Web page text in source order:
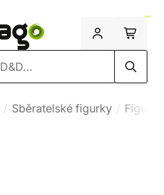
Sběratelské figurky